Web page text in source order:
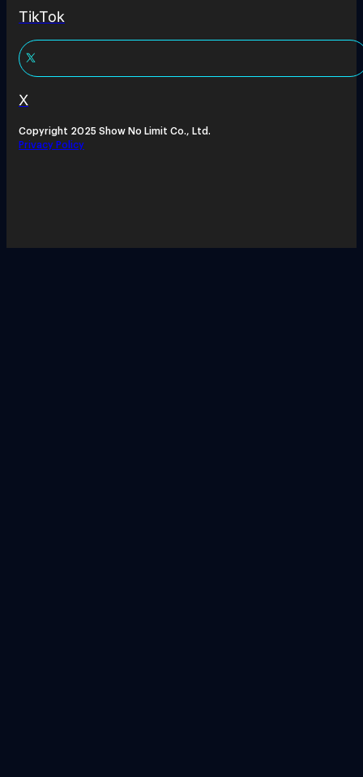
TikTok
X
Copyright 2025 Show No Limit Co., Ltd.
Privacy Policy